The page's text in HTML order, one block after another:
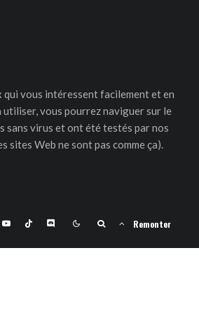
vous intéressent facilement et en
vous pourrez naviguer sur le
sans virus et ont été testés par nos
sites Web ne sont pas comme ça).
Remonter